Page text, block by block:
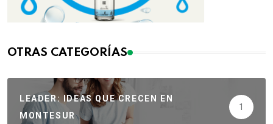
OTRAS CATEGORÍAS
LEADER: IDEAS QUE CRECEN EN
MONTESUR
1